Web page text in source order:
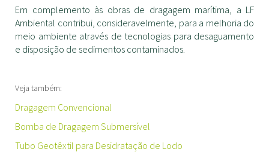
Em complemento às obras de dragagem marítima, a LF
Ambiental contribui, consideravelmente, para a melhoria do
meio ambiente através de tecnologias para desaguamento
e disposição de sedimentos contaminados.
Veja também:
Dragagem Convencional
Bomba de Dragagem Submersível
Tubo Geotêxtil para Desidratação de Lodo